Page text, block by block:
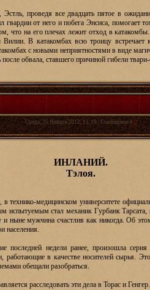
Эстль, проведя все двадцать пятое в
гвардии от него и побега Энсиса, помогает
что на его плечах лежит отход в
Вилии. В катакомбах всю троицу встречает
с новыми неприятностями в виде
обвала, ставшего причиной гибели
Среда, 25 Января 2012, 13:19 | Сообщение #3
ИНЛАНИЙ.
Тэлоя.
в технико-медицинском университете
испытуемым стал механик Гурбанк Тарсата,
ныне мужчина счастлив как никогда. Об
населения.
последней недели ранее, произошла
работающие в качестве носителей сырья.
обещали разобраться.
расследовать эти дела в Торас и Генгер.